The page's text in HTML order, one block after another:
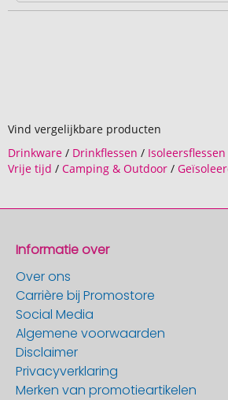
Vind vergelijkbare producten
Drinkware / Drinkflessen / Isoleersflessen
Vrije tijd / Camping & Outdoor /
Informatie over
Over ons
Carrière bij Promostore
Social Media
Algemene voorwaarden
Disclaimer
Privacyverklaring
Merken van promotieartikelen